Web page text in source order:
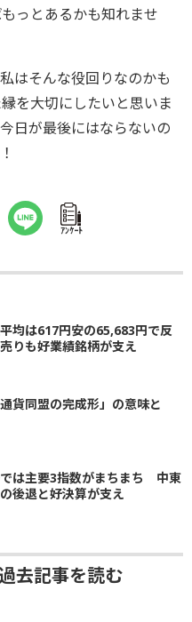
っとあるかも知れませ
はそんな役回りなのかも
を大切にしたいと思いま
日が最後にはならないの
ｱﾝｹｰﾄ
平均は617円安の65,683円で反
りも好業績銘柄が支え
貨同盟の完成形」の意味と
では主要3指数がまちまち 中東
後退と好決算が支え
去記事を読む